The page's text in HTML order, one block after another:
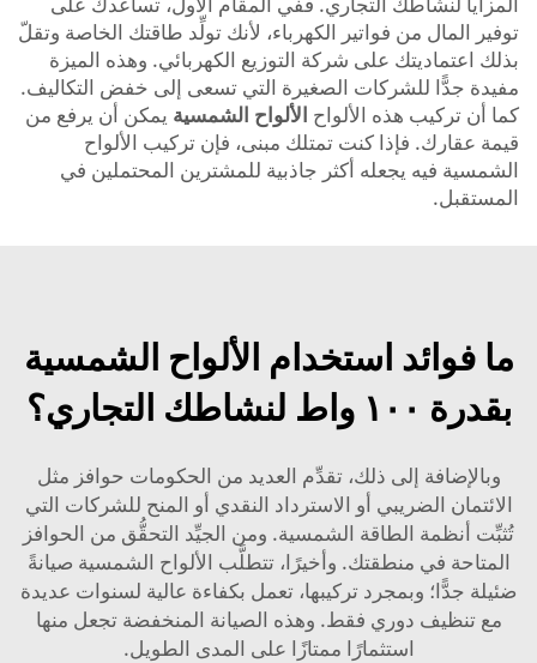
توفير المال من فواتير الكهرباء، لأنك تولِّد طاقتك الخاصة وتقلّ
بذلك اعتماديتك على شركة التوزيع الكهربائي. وهذه الميزة
مفيدة جدًّا للشركات الصغيرة التي تسعى إلى خفض التكاليف.
كما أن تركيب هذه الألواح الألواح الشمسية يمكن أن يرفع من
قيمة عقارك. فإذا كنت تمتلك مبنى، فإن تركيب الألواح
الشمسية فيه يجعله أكثر جاذبية للمشترين المحتملين في
المستقبل.
ما فوائد استخدام الألواح الشمسية
بقدرة ١٠٠ واط لنشاطك التجاري؟
وبالإضافة إلى ذلك، تقدِّم العديد من الحكومات حوافز مثل
الائتمان الضريبي أو الاسترداد النقدي أو المنح للشركات التي
تُثبِّت أنظمة الطاقة الشمسية. ومن الجيِّد التحقُّق من الحوافز
المتاحة في منطقتك. وأخيرًا، تتطلَّب الألواح الشمسية صيانةً
ضئيلة جدًّا؛ وبمجرد تركيبها، تعمل بكفاءة عالية لسنوات عديدة
مع تنظيف دوري فقط. وهذه الصيانة المنخفضة تجعل منها
استثمارًا ممتازًا على المدى الطويل.